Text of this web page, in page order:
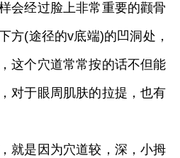
会经过脸上非常重要的颧骨
方(途径的v底端)的凹洞处，
这个穴道常常按的话不但能
对于眼周肌肤的拉提，也有
就是因为穴道较，深，小拇